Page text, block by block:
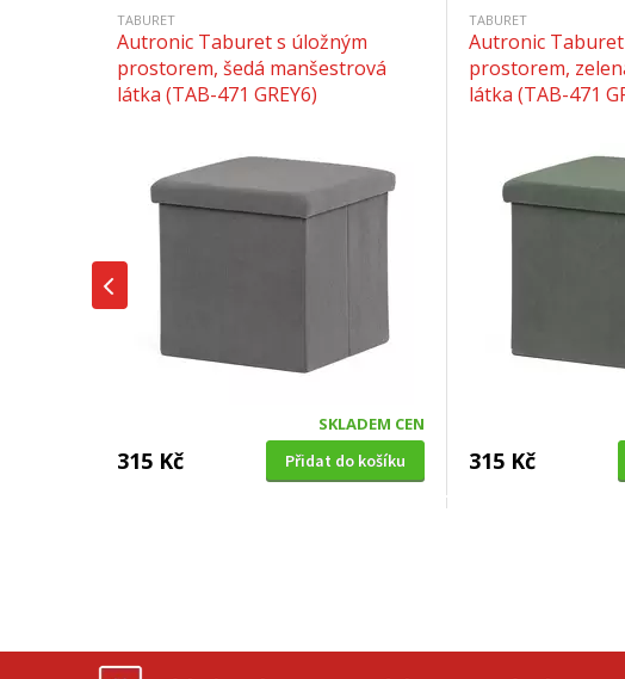
TABURET
Autronic Taburet s úložným
prostorem, šedá manšestrová
látka (TAB-471 GREY6)
SKLADEM CEN
315 Kč Přidat do košíku
TABURET
Autronic
prostorem,
látka (TAB-471
315 Kč